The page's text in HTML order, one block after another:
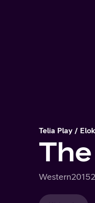
Telia Play
Western2015